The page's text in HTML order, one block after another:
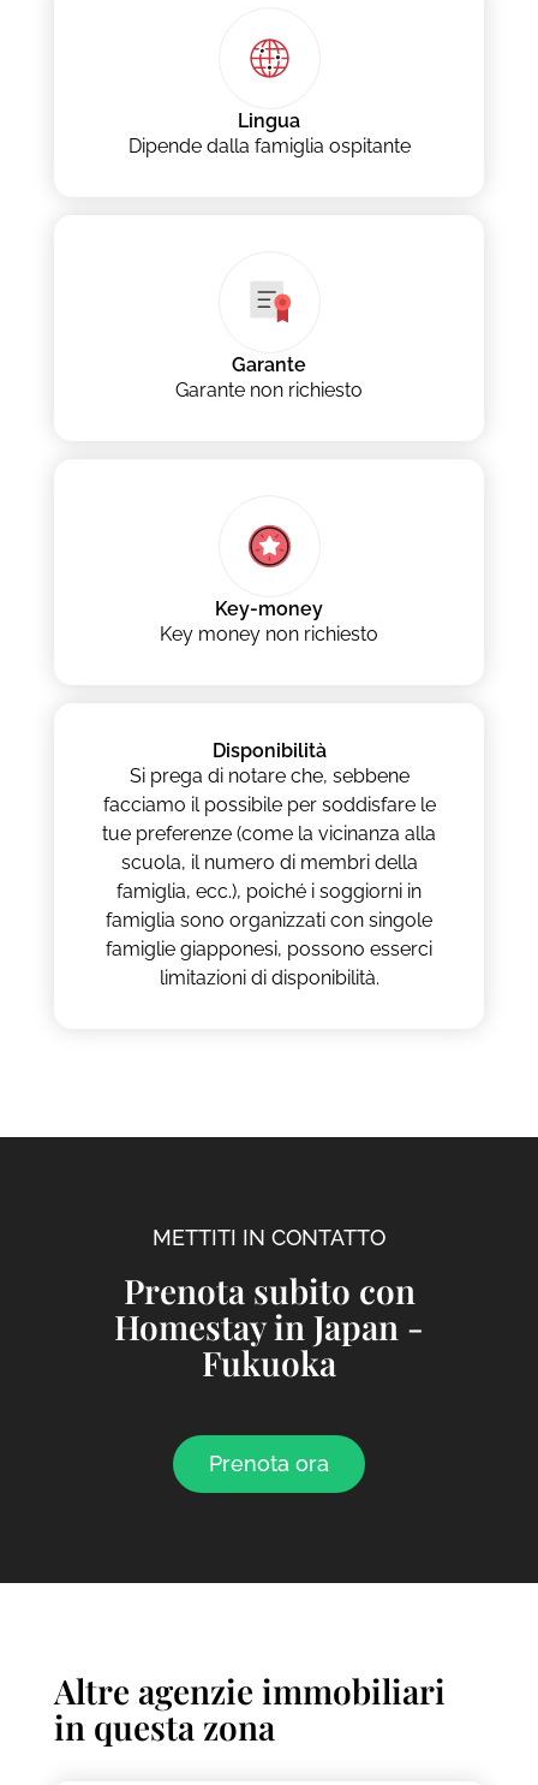
Lingua
Dipende dalla famiglia ospitante
Garante
Garante non richiesto
Key-money
Key money non richiesto
Disponibilità
Si prega di notare che, sebbene
facciamo il possibile per soddisfare le
tue preferenze (come la vicinanza alla
scuola, il numero di membri della
famiglia, ecc.), poiché i soggiorni in
famiglia sono organizzati con singole
famiglie giapponesi, possono esserci
limitazioni di disponibilità.
METTITI IN CONTATTO
Prenota subito con
Homestay in Japan -
Fukuoka
Prenota ora
Altre agenzie immobiliari
in questa zona